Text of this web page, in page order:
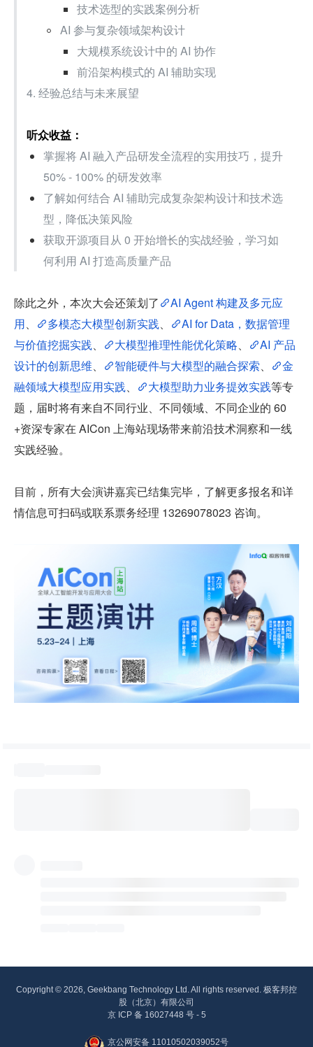
技术选型的实践案例分析
AI 参与复杂领域架构设计
大规模系统设计中的 AI 协作
前沿架构模式的 AI 辅助实现
4. 经验总结与未来展望
听众收益：
掌握将 AI 融入产品研发全流程的实用技巧，提升
50% - 100% 的研发效率
了解如何结合 AI 辅助完成复杂架构设计和技术选
型，降低决策风险
获取开源项目从 0 开始增长的实战经验，学习如
何利用 AI 打造高质量产品
除此之外，本次大会还策划了
AI Agent 构建及多元应
用、 多模态大模型创新实践、
AI for Data，数据管理
与价值挖掘实践、 大模型推理性能优化策略、
AI 产品
设计的创新思维、 智能硬件与大模型的融合探索、
金
融领域大模型应用实践、 大模型助力业务提效实践等专
题，届时将有来自不同行业、不同领域、不同企业的 60
+资深专家在 AICon 上海站现场带来前沿技术洞察和一线
实践经验。
目前，所有大会演讲嘉宾已结集完毕，了解更多报名和详
情信息可扫码或联系票务经理 13269078023 咨询。
Copyright © 2026, Geekbang Technology Ltd. All rights reserved. 极客邦控
股（北京）有限公司
京 ICP 备 16027448 号 - 5
京公网安备 11010502039052号